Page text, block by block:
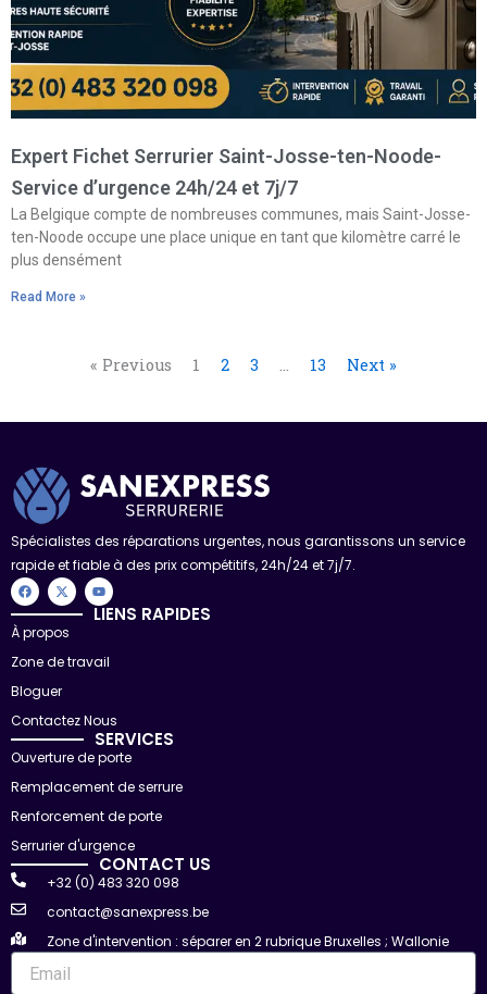
Expert Fichet Serrurier Saint-Josse-ten-Noode-
Service d’urgence 24h/24 et 7j/7
La Belgique compte de nombreuses communes, mais Saint-Josse-
ten-Noode occupe une place unique en tant que kilomètre carré le
plus densément
Read More »
« Previous 1 2 3 … 13 Next »
Spécialistes des réparations urgentes, nous garantissons un service
rapide et fiable à des prix compétitifs, 24h/24 et 7j/7.
F
a
c
b
o
X
-
t
i
t
r
Y
o
u
t
e
LIENS RAPIDES
À propos
Zone de travail
Bloguer
Contactez Nous
SERVICES
Ouverture de porte
Remplacement de serrure
Renforcement de porte
Serrurier d'urgence
CONTACT US
+32 (0) 483 320 098
contact@sanexpress.be
Zone d'intervention : séparer en 2 rubrique Bruxelles ; Wallonie